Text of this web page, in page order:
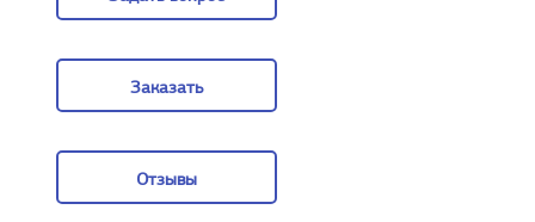
Заказать
Отзывы